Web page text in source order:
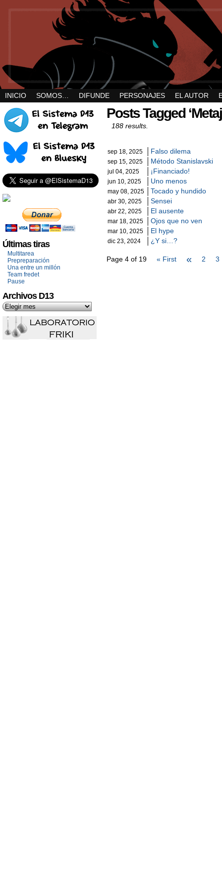
INICIO SOMOS… DIFUNDE PERSONAJES EL AUTOR
Últimas tiras
Multitarea
Prepreparación
Una entre un millón
Team fredet
Pause
Archivos D13
Posts Tagged
188 results.
sep 18, 2025 Falso dilema
sep 15, 2025 Método Stanislavski
jul 04, 2025 ¡Financiado!
jun 10, 2025 Uno menos
may 08, 2025 Tocado y hundido
abr 30, 2025 Sensei
abr 22, 2025 El ausente
mar 18, 2025 Ojos que no ven
mar 10, 2025 El hype
dic 23, 2024 ¿Y si…?
Page 4 of 19 « First « 2 3